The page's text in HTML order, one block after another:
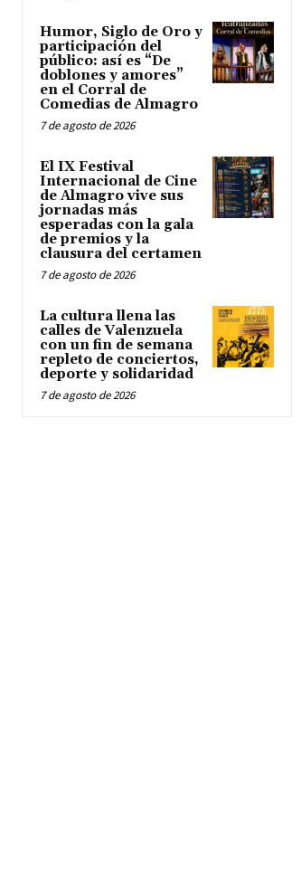
Humor, Siglo de Oro y
participación del
público: así es “De
doblones y amores”
en el Corral de
Comedias de Almagro
7 de agosto de 2026
El IX Festival
Internacional de Cine
de Almagro vive sus
jornadas más
esperadas con la gala
de premios y la
clausura del certamen
7 de agosto de 2026
La cultura llena las
calles de Valenzuela
con un fin de semana
repleto de conciertos,
deporte y solidaridad
7 de agosto de 2026